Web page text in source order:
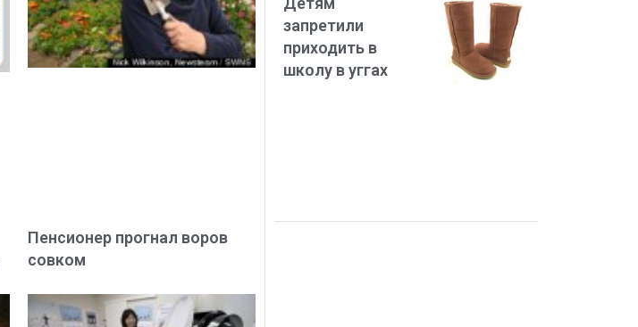
Пенсионер прогнал воров
совком
запретили
приходить в
школу в уггах